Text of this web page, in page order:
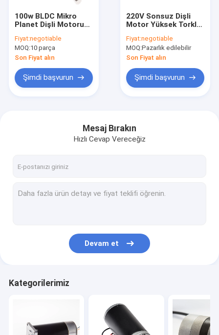
Hakkımızda
100w BLDC Mikro
Planet Dişli Motoru
4 Kutuplu Fırçasız
Motor
Fiyat:negotiable
MOQ:10 parça
Son Fiyat alın
Şimdi başvurun
220V Sonsuz Dişli
Motor Yüksek Torklu
Geçirmez
Fiyat:negotiable
MOQ:Pazarlık edilebilir
Son Fiyat alın
Şimdi başvurun
Mesaj Bırakın
Hızlı Cevap Vereceğiz
Devam et
Kategorilerimiz